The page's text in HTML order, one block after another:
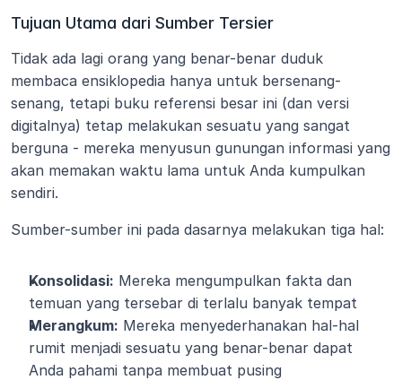
Tujuan Utama dari Sumber Tersier
Tidak ada lagi orang yang benar-benar duduk
membaca ensiklopedia hanya untuk bersenang-
senang, tetapi buku referensi besar ini (dan versi
digitalnya) tetap melakukan sesuatu yang sangat
berguna - mereka menyusun gunungan informasi yang
akan memakan waktu lama untuk Anda kumpulkan
sendiri.
Sumber-sumber ini pada dasarnya melakukan tiga hal:
Konsolidasi: Mereka mengumpulkan fakta dan
temuan yang tersebar di terlalu banyak tempat
Merangkum: Mereka menyederhanakan hal-hal
rumit menjadi sesuatu yang benar-benar dapat
Anda pahami tanpa membuat pusing